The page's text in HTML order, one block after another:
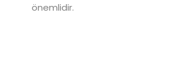
önemlidir.